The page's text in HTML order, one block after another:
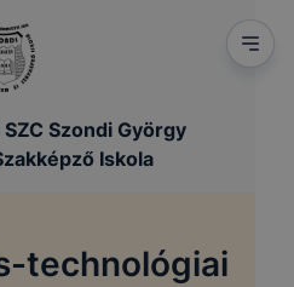
Szondi György
Iskola
technológiai